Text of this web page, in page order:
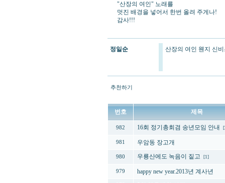
"산장의 여인" 노래를
멋진 배경을 넣어서 한번 올려 주게나!
감사!!!
정일순 산장의 여인 웬지 신
추천하기
번호 제목
982 16회 정기총회겸 송년모임 안내
981 우암동 장고개
980 우룡산에도 녹음이 짙고 [1]
979 happy new year.2013년 계사년